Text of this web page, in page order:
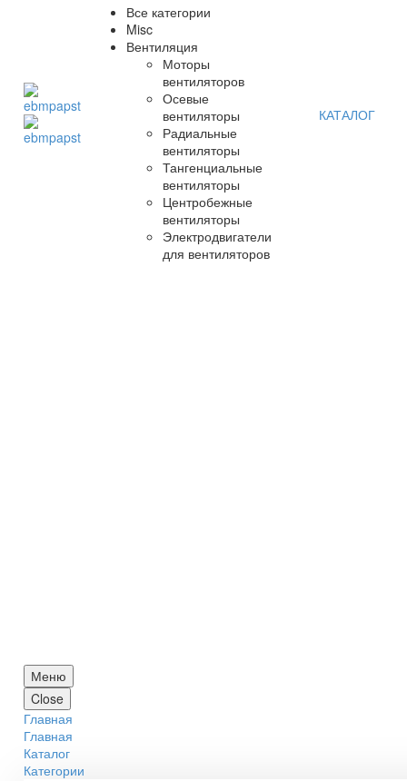
Все категории
Misc
Вентиляция
Моторы
вентиляторов
Осевые
вентиляторы
Радиальные
вентиляторы
Тангенциальные
вентиляторы
Центробежные
вентиляторы
Электродвигатели
для вентиляторов
КАТАЛОГ
Меню
Close
Главная
Главная
Каталог
Категории